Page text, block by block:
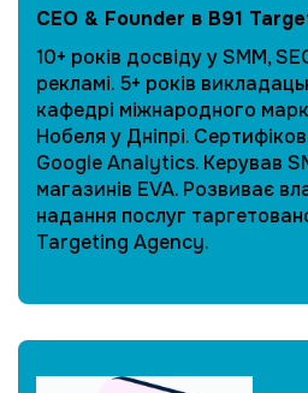
CEO & Founder в B91
10+ років досвіду у SMM,
рекламі. 5+ років
кафедрі міжнародного
Нобеля у Дніпрі.
Google Analytics. Керував
магазинів EVA. Розвиває
надання послуг
Targeting Agency.